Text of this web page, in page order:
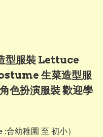
型服裝 Lettuce
生菜造型服
色扮演服裝 歡迎學
幼稚園 至 初小）